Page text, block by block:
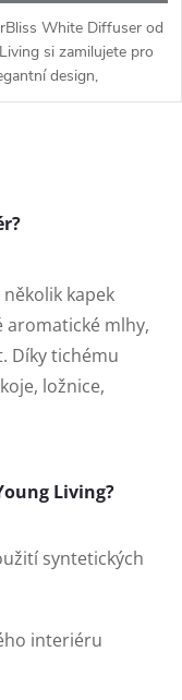
White Diffuser od
si zamilujete pro
design,
velikost a
kapek
aromatické mlhy,
Díky tichému
ložnice,
Living?
syntetických
interiéru